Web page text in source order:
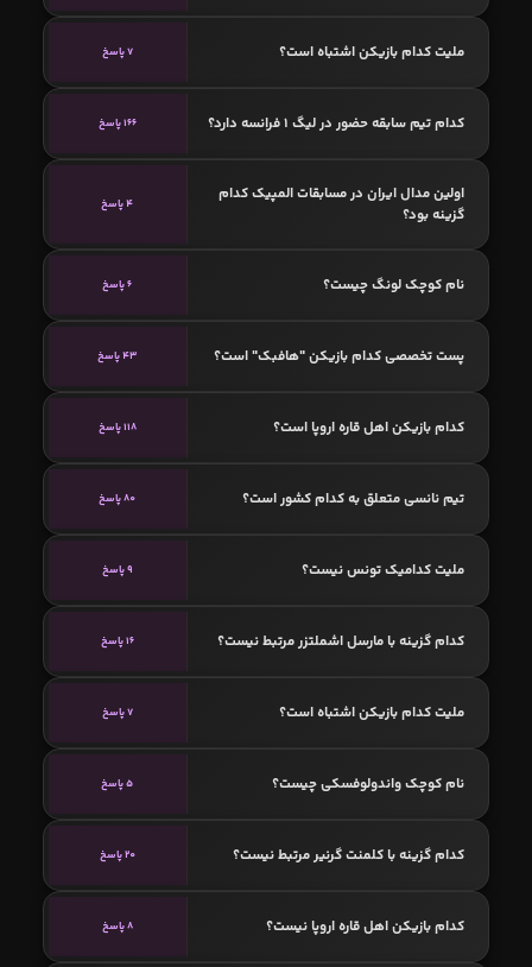
ملیت کدام بازیکن اشتباه است؟ 7 پاسخ
کدام تیم سابقه حضور در لیگ 1 فرانسه دارد؟ 166 پاسخ
اولین مدال ایران در مسابقات المپیک کدام
گزینه بود؟
4 پاسخ
نام کوچک لونگ چیست؟ 6 پاسخ
پست تخصصی کدام بازیکن "هافبک" است؟ 43 پاسخ
کدام بازیکن اهل قاره اروپا است؟ 118 پاسخ
تیم نانسی متعلق به کدام کشور است؟ 80 پاسخ
ملیت کدامیک تونس نیست؟ 9 پاسخ
کدام گزینه با مارسل اشملتزر مرتبط نیست؟ 16 پاسخ
ملیت کدام بازیکن اشتباه است؟ 7 پاسخ
نام کوچک واندولوفسکی چیست؟ 5 پاسخ
کدام گزینه با کلمنت گرنیر مرتبط نیست؟ 20 پاسخ
کدام بازیکن اهل قاره اروپا نیست؟ 8 پاسخ